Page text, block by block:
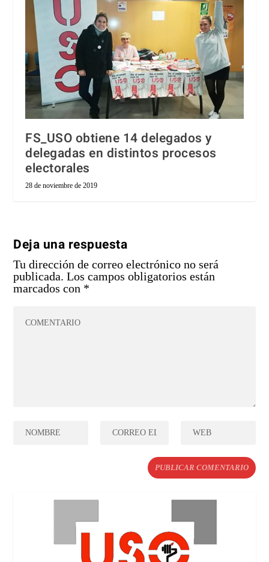
FS_USO obtiene 14 delegados y
delegadas en distintos procesos
electorales
28 de noviembre de 2019
Deja una respuesta
Tu dirección de correo electrónico no será
publicada. Los campos obligatorios están
marcados con *